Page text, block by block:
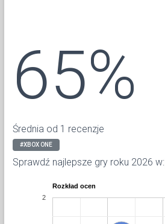
65%
Średnia od 1 recenzje
#XBOX ONE
Sprawdź najlepsze gry roku 2026 w:
Rozkład ocen
2